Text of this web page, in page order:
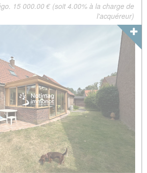
15 000.00 € (soit 4.00% à la charge de
l'acquéreur)